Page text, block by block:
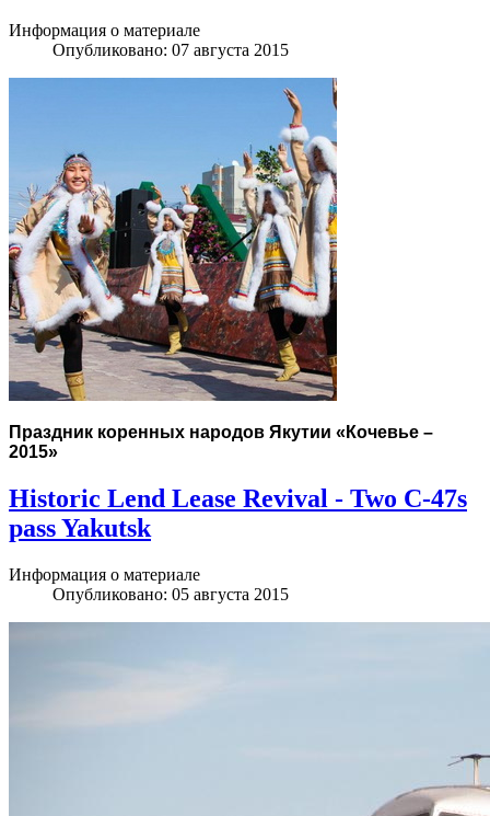
Информация о материале
Опубликовано: 07 августа 2015
Праздник коренных народов Якутии «Кочевье –
2015»
Historic Lend Lease Revival - Two C-47s
pass Yakutsk
Информация о материале
Опубликовано: 05 августа 2015